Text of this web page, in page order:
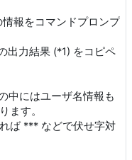
報をコマンドプロンプ
力結果 (*1) をコピペ
にはユーザ名情報も
ます。
*** などで伏せ字対